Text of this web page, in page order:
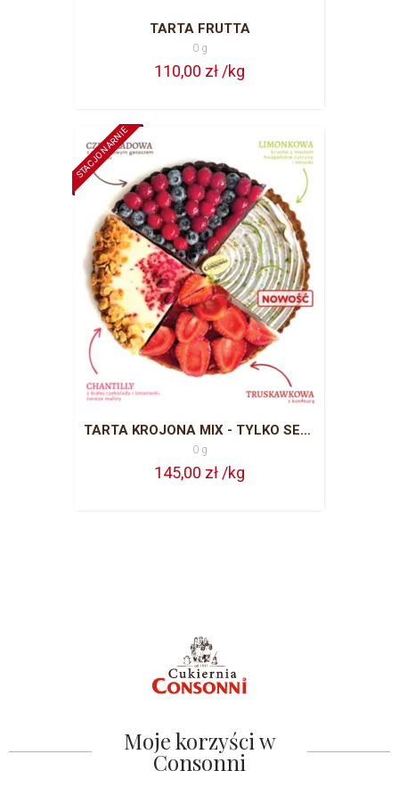
TARTA FRUTTA
0 g
110,00 zł /kg
STACJONARNIE
TARTA KROJONA MIX - TYLKO SEZON LETNI
0 g
145,00 zł /kg
Moje korzyści w
Consonni